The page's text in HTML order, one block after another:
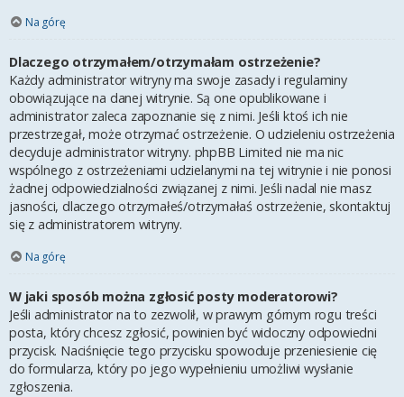
Na górę
Dlaczego otrzymałem/otrzymałam ostrzeżenie?
Każdy administrator witryny ma swoje zasady i regulaminy
obowiązujące na danej witrynie. Są one opublikowane i
administrator zaleca zapoznanie się z nimi. Jeśli ktoś ich nie
przestrzegał, może otrzymać ostrzeżenie. O udzieleniu ostrzeżenia
decyduje administrator witryny. phpBB Limited nie ma nic
wspólnego z ostrzeżeniami udzielanymi na tej witrynie i nie ponosi
żadnej odpowiedzialności związanej z nimi. Jeśli nadal nie masz
jasności, dlaczego otrzymałeś/otrzymałaś ostrzeżenie, skontaktuj
się z administratorem witryny.
Na górę
W jaki sposób można zgłosić posty moderatorowi?
Jeśli administrator na to zezwolił, w prawym górnym rogu treści
posta, który chcesz zgłosić, powinien być widoczny odpowiedni
przycisk. Naciśnięcie tego przycisku spowoduje przeniesienie cię
do formularza, który po jego wypełnieniu umożliwi wysłanie
zgłoszenia.